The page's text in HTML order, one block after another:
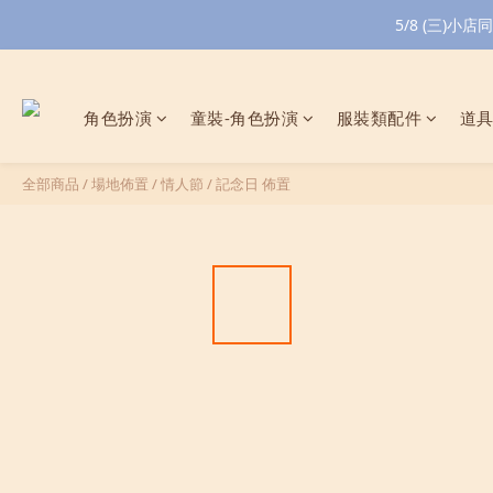
5/8 (三)小店
角色扮演 童裝-角色扮演 服裝類配件 道
全部商品 /場地佈置 /情人節 / 記念日 佈置